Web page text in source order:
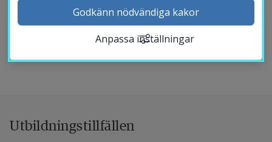
vid de rättsregler som rör fastighetsbildning,
bygglovsregleringar, mark och miljörätt, servitut och
Utbildningstillfällen
Kontakta och besök oss
Kalender
Medarbetarwebb Insidan
Godkänn nödvändiga kakor
Anpassa inställningar